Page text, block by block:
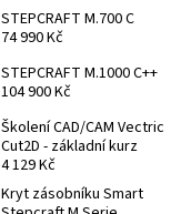
STEPCRAFT M.700 C
74 990 Kč
STEPCRAFT M.1000 C++
104 900 Kč
Školení CAD/CAM Vectric
Cut2D - základní kurz
4 129 Kč
Kryt zásobníku Smart